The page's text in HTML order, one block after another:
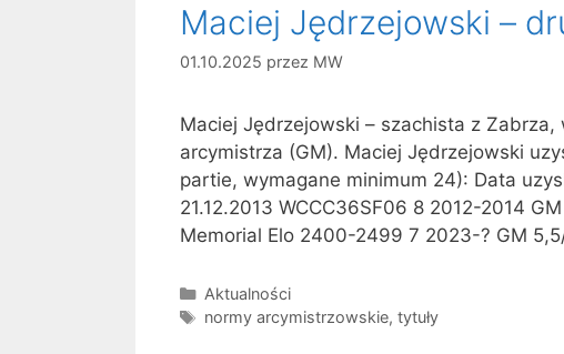
Maciej Jędrzejowski –
01.10.2025 przez MW
Maciej Jędrzejowski – szachista z
arcymistrza (GM). Maciej Jędrzejowski
partie, wymagane minimum 24): Data
21.12.2013 WCCC36SF06 8 2012-2014
Memorial Elo 2400-2499 7 2023-? GM
Kategorie
Aktualności
Tagi
normy arcymistrzowskie, tytuły